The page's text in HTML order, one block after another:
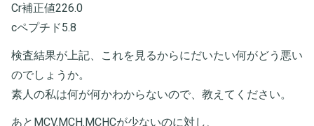
Cr補正値226.0
cペプチド5.8
検査結果が上記、これを見るからにだいたい何がどう悪い
のでしょうか。
素人の私は何が何かわからないので、教えてください。
あとMCV.MCH.MCHCが少ないのに対し、